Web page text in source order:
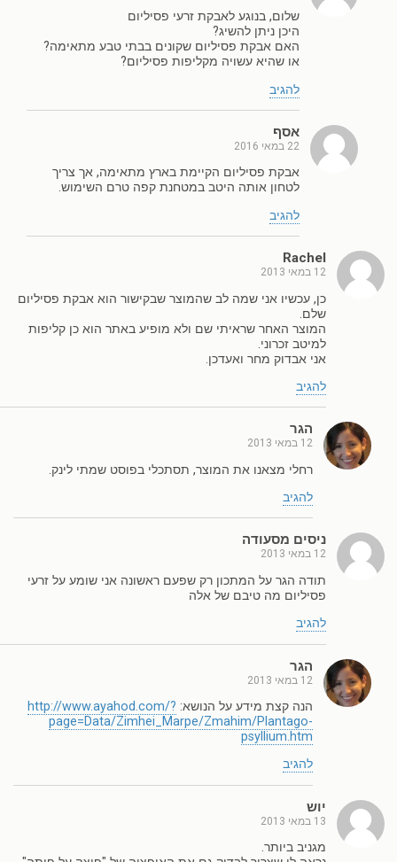
שלום, בנוגע לאבקת זרעי פסיליום
היכן ניתן להשיג?
האם אבקת פסיליום שקונים בבתי טבע מתאימה?
או שהיא עשויה מקליפות פסיליום?
להגיב
אסף
22 במאי 2016
אבקת פסיליום הקיימת בארץ מתאימה, אך צריך
לטחון אותה היטב במטחנת קפה טרם השימוש.
להגיב
Rachel
12 במאי 2013
כן, עכשיו אני שמה לב שהמוצר שבקישור הוא אבקת פסיליום
שלם.
המוצר האחר שראיתי שם ולא מופיע באתר הוא כן קליפות
למיטב זכרוני.
אני אבדוק מחר ואעדכן.
להגיב
הגר
12 במאי 2013
רחלי מצאנו את המוצר, תסתכלי בפוסט שמתי לינק.
להגיב
ניסים מסעודה
12 במאי 2013
תודה הגר על המתכון רק שפעם ראשונה אני שומע על זרעי
פסיליום מה טיבם של אלה
להגיב
הגר
12 במאי 2013
הנה קצת מידע על הנושא: http://www.ayahod.com/?
page=Data/Zimhei_Marpe/Zmahim/Plantago-
psyllium.htm
להגיב
יוש
13 במאי 2013
מגניב ביותר.